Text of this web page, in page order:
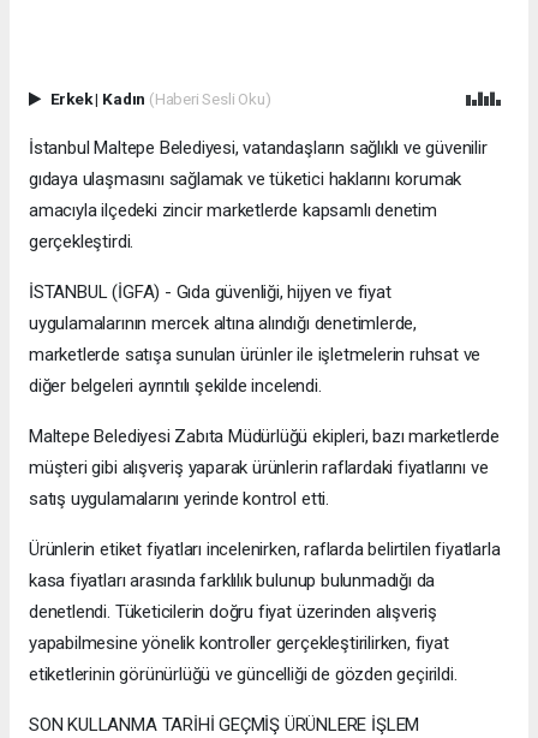
Erkek| Kadın (Haberi Sesli Oku)
İstanbul Maltepe Belediyesi, vatandaşların sağlıklı ve güvenilir
gıdaya ulaşmasını sağlamak ve tüketici haklarını korumak
amacıyla ilçedeki zincir marketlerde kapsamlı denetim
gerçekleştirdi.
İSTANBUL (İGFA) - Gıda güvenliği, hijyen ve fiyat
uygulamalarının mercek altına alındığı denetimlerde,
marketlerde satışa sunulan ürünler ile işletmelerin ruhsat ve
diğer belgeleri ayrıntılı şekilde incelendi.
Maltepe Belediyesi Zabıta Müdürlüğü ekipleri, bazı marketlerde
müşteri gibi alışveriş yaparak ürünlerin raflardaki fiyatlarını ve
satış uygulamalarını yerinde kontrol etti.
Ürünlerin etiket fiyatları incelenirken, raflarda belirtilen fiyatlarla
kasa fiyatları arasında farklılık bulunup bulunmadığı da
denetlendi. Tüketicilerin doğru fiyat üzerinden alışveriş
yapabilmesine yönelik kontroller gerçekleştirilirken, fiyat
etiketlerinin görünürlüğü ve güncelliği de gözden geçirildi.
SON KULLANMA TARİHİ GEÇMİŞ ÜRÜNLERE İŞLEM